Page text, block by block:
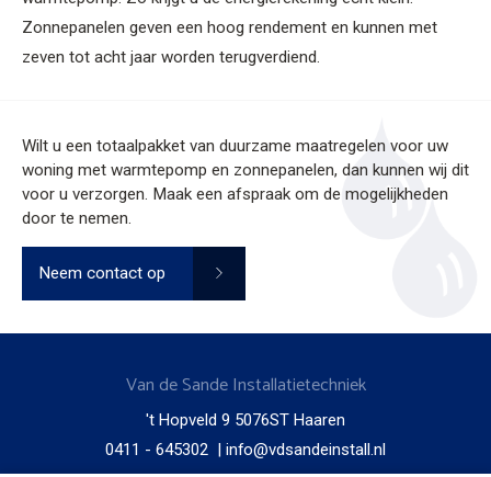
Zonnepanelen geven een hoog rendement en kunnen met
zeven tot acht jaar worden terugverdiend.
Wilt u een totaalpakket van duurzame maatregelen voor uw
woning met warmtepomp en zonnepanelen, dan kunnen wij dit
voor u verzorgen. Maak een afspraak om de mogelijkheden
door te nemen.
Neem contact op
Van de Sande Installatietechniek
't Hopveld 9 5076ST Haaren
0411 - 645302 | info@vdsandeinstall.nl